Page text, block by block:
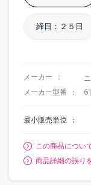
締日：２５日
メーカー
メーカー型番
最小販売単位
この商品につい
商品詳細の誤り